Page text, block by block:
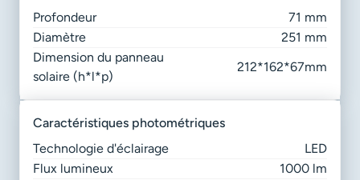
Profondeur
71 mm
Diamètre
251 mm
Dimension du panneau
solaire (h*l*p)
212*162*67mm
caractéristiques photométriques
Technologie d'éclairage
LED
Flux lumineux
1000 lm